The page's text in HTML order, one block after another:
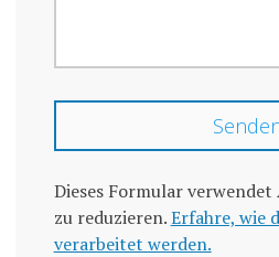
Dieses Formular verwendet
zu reduzieren.Erfahre, wie
verarbeitet werden.